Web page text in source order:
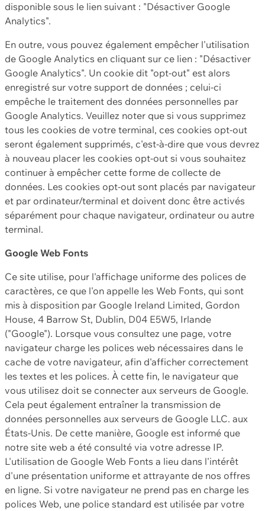
disponible sous le lien suivant : "Désactiver Google
Analytics".
En outre, vous pouvez également empêcher l'utilisation
de Google Analytics en cliquant sur ce lien : "Désactiver
Google Analytics". Un cookie dit "opt-out" est alors
enregistré sur votre support de données ; celui-ci
empêche le traitement des données personnelles par
Google Analytics. Veuillez noter que si vous supprimez
tous les cookies de votre terminal, ces cookies opt-out
seront également supprimés, c'est-à-dire que vous devrez
à nouveau placer les cookies opt-out si vous souhaitez
continuer à empêcher cette forme de collecte de
données. Les cookies opt-out sont placés par navigateur
et par ordinateur/terminal et doivent donc être activés
séparément pour chaque navigateur, ordinateur ou autre
terminal.
Google Web Fonts
Ce site utilise, pour l'affichage uniforme des polices de
caractères, ce que l'on appelle les Web Fonts, qui sont
mis à disposition par Google Ireland Limited, Gordon
House, 4 Barrow St, Dublin, D04 E5W5, Irlande
("Google"). Lorsque vous consultez une page, votre
navigateur charge les polices web nécessaires dans le
cache de votre navigateur, afin d'afficher correctement
les textes et les polices. À cette fin, le navigateur que
vous utilisez doit se connecter aux serveurs de Google.
Cela peut également entraîner la transmission de
données personnelles aux serveurs de Google LLC. aux
États-Unis. De cette manière, Google est informé que
notre site web a été consulté via votre adresse IP.
L'utilisation de Google Web Fonts a lieu dans l'intérêt
d'une présentation uniforme et attrayante de nos offres
en ligne. Si votre navigateur ne prend pas en charge les
polices Web, une police standard est utilisée par votre